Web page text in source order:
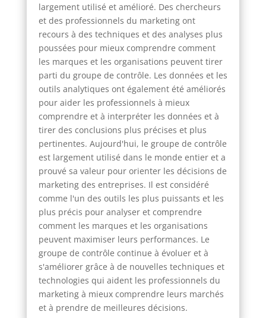
largement utilisé et amélioré. Des chercheurs
et des professionnels du marketing ont
recours à des techniques et des analyses plus
poussées pour mieux comprendre comment
les marques et les organisations peuvent tirer
parti du groupe de contrôle. Les données et les
outils analytiques ont également été améliorés
pour aider les professionnels à mieux
comprendre et à interpréter les données et à
tirer des conclusions plus précises et plus
pertinentes. Aujourd'hui, le groupe de contrôle
est largement utilisé dans le monde entier et a
prouvé sa valeur pour orienter les décisions de
marketing des entreprises. Il est considéré
comme l'un des outils les plus puissants et les
plus précis pour analyser et comprendre
comment les marques et les organisations
peuvent maximiser leurs performances. Le
groupe de contrôle continue à évoluer et à
s'améliorer grâce à de nouvelles techniques et
technologies qui aident les professionnels du
marketing à mieux comprendre leurs marchés
et à prendre de meilleures décisions.